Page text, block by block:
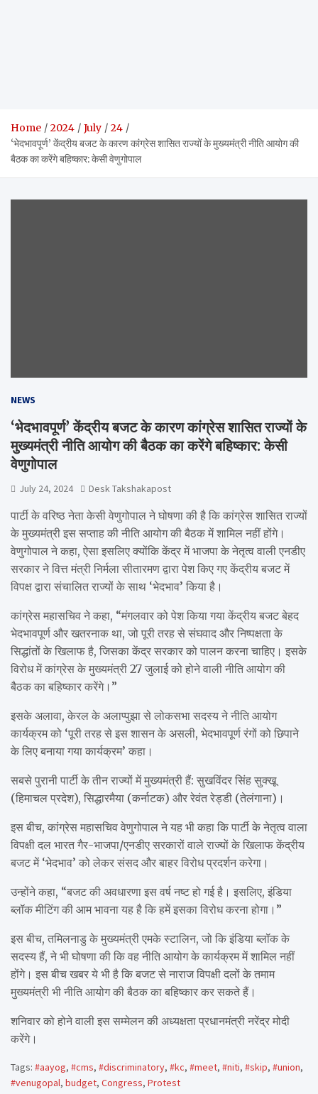
Home 2024 July
24
‘भेदभावपूर्ण’ केंद्रीय बजट के कारण कांग्रेस शासित राज्यों के मुख्यमंत्री नीति आयोग की
बैठक का करेंगे बहिष्कार: केसी वेणुगोपाल
NEWS
‘भेदभावपूर्ण’ केंद्रीय बजट के कारण कांग्रेस शासित राज्यों के
मुख्यमंत्री नीति आयोग की बैठक का करेंगे बहिष्कार: केसी
वेणुगोपाल
July 24, 2024 Desk Takshakapost
पार्टी के वरिष्ठ नेता केसी वेणुगोपाल ने घोषणा की है कि कांग्रेस शासित राज्यों
के मुख्यमंत्री इस सप्ताह की नीति आयोग की बैठक में शामिल नहीं होंगे।
वेणुगोपाल ने कहा, ऐसा इसलिए क्योंकि केंद्र में भाजपा के नेतृत्व वाली एनडीए
सरकार ने वित्त मंत्री निर्मला सीतारमण द्वारा पेश किए गए केंद्रीय बजट में
विपक्ष द्वारा संचालित राज्यों के साथ ‘भेदभाव’ किया है।
कांग्रेस महासचिव ने कहा, “मंगलवार को पेश किया गया केंद्रीय बजट बेहद
भेदभावपूर्ण और खतरनाक था, जो पूरी तरह से संघवाद और निष्पक्षता के
सिद्धांतों के खिलाफ है, जिसका केंद्र सरकार को पालन करना चाहिए। इसके
विरोध में कांग्रेस के मुख्यमंत्री 27 जुलाई को होने वाली नीति आयोग की
बैठक का बहिष्कार करेंगे।”
इसके अलावा, केरल के अलाप्पुझा से लोकसभा सदस्य ने नीति आयोग
कार्यक्रम को ‘पूरी तरह से इस शासन के असली, भेदभावपूर्ण रंगों को छिपाने
के लिए बनाया गया कार्यक्रम’ कहा।
सबसे पुरानी पार्टी के तीन राज्यों में मुख्यमंत्री हैं: सुखविंदर सिंह सुक्खू
(हिमाचल प्रदेश), सिद्धारमैया (कर्नाटक) और रेवंत रेड्डी (तेलंगाना)।
इस बीच, कांग्रेस महासचिव वेणुगोपाल ने यह भी कहा कि पार्टी के नेतृत्व वाला
विपक्षी दल भारत गैर-भाजपा/एनडीए सरकारों वाले राज्यों के खिलाफ केंद्रीय
बजट में ‘भेदभाव’ को लेकर संसद और बाहर विरोध प्रदर्शन करेगा।
उन्होंने कहा, “बजट की अवधारणा इस वर्ष नष्ट हो गई है। इसलिए, इंडिया
ब्लॉक मीटिंग की आम भावना यह है कि हमें इसका विरोध करना होगा।”
इस बीच, तमिलनाडु के मुख्यमंत्री एमके स्टालिन, जो कि इंडिया ब्लॉक के
सदस्य हैं, ने भी घोषणा की कि वह नीति आयोग के कार्यक्रम में शामिल नहीं
होंगे। इस बीच खबर ये भी है कि बजट से नाराज विपक्षी दलों के तमाम
मुख्यमंत्री भी नीति आयोग की बैठक का बहिष्कार कर सकते हैं।
शनिवार को होने वाली इस सम्मेलन की अध्यक्षता प्रधानमंत्री नरेंद्र मोदी
करेंगे।
Tags: #aayog, #cms, #discriminatory, #kc, #meet, #niti, #skip, #union,
#venugopal, budget, Congress, Protest